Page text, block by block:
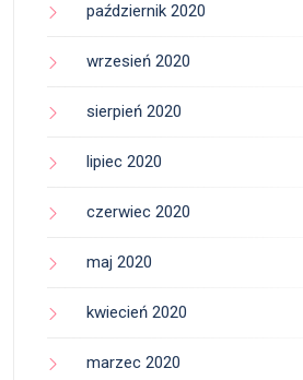
październik 2020
wrzesień 2020
sierpień 2020
lipiec 2020
czerwiec 2020
maj 2020
kwiecień 2020
marzec 2020